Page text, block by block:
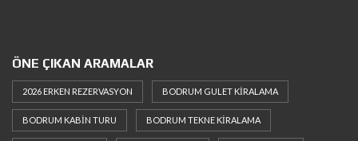
ÖNE ÇIKAN ARAMALAR
2026 ERKEN REZERVASYON BODRUM GULET KIRALAMA
BODRUM KABIN TURU BODRUM TEKNE KIRALAMA